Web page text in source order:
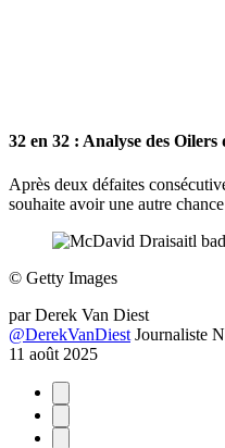
32 en 32 : Analyse des Oilers
Après deux défaites
souhaite avoir une autre
© Getty Images
par Derek Van Diest
@DerekVanDiest Journaliste
11 août 2025